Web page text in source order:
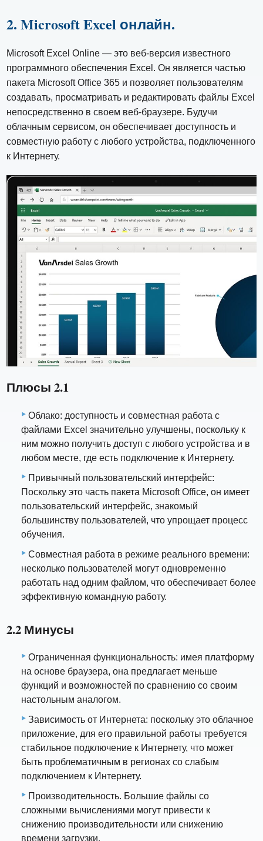
2. Microsoft Excel онлайн.
Microsoft Excel Online — это веб-версия известного
программного обеспечения Excel. Он является частью
пакета Microsoft Office 365 и позволяет пользователям
создавать, просматривать и редактировать файлы Excel
непосредственно в своем веб-браузере. Будучи
облачным сервисом, он обеспечивает доступность и
совместную работу с любого устройства, подключенного
к Интернету.
Плюсы 2.1
Облако: доступность и совместная работа с
файлами Excel значительно улучшены, поскольку к
ним можно получить доступ с любого устройства и в
любом месте, где есть подключение к Интернету.
Привычный пользовательский интерфейс:
Поскольку это часть пакета Microsoft Office, он имеет
пользовательский интерфейс, знакомый
большинству пользователей, что упрощает процесс
обучения.
Совместная работа в режиме реального времени:
несколько пользователей могут одновременно
работать над одним файлом, что обеспечивает более
эффективную командную работу.
2.2 Минусы
Ограниченная функциональность: имея платформу
на основе браузера, она предлагает меньше
функций и возможностей по сравнению со своим
настольным аналогом.
Зависимость от Интернета: поскольку это облачное
приложение, для его правильной работы требуется
стабильное подключение к Интернету, что может
быть проблематичным в регионах со слабым
подключением к Интернету.
Производительность. Большие файлы со
сложными вычислениями могут привести к
снижению производительности или снижению
времени загрузки.